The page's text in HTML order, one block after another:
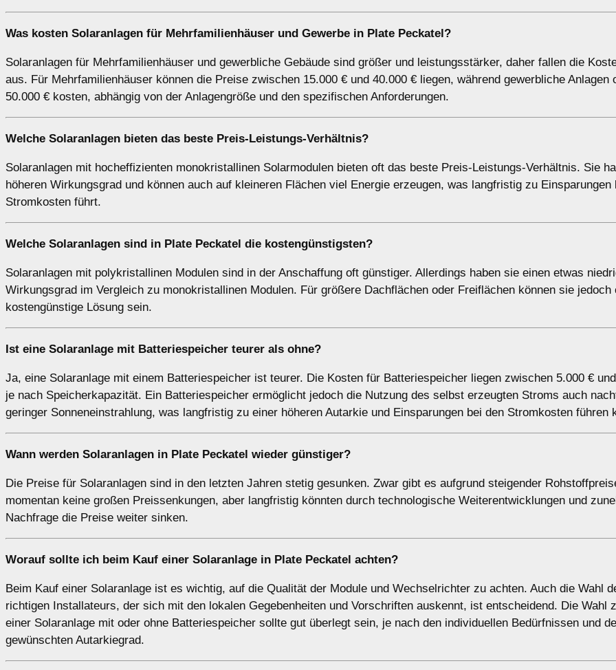
Was kosten Solaranlagen für Mehrfamilienhäuser und Gewerbe in Plate Peckatel?
Solaranlagen für Mehrfamilienhäuser und gewerbliche Gebäude sind größer und leistungsstärker, daher fallen die
aus. Für Mehrfamilienhäuser können die Preise zwischen 15.000 € und 40.000 € liegen, während gewerbliche Anlagen
50.000 € kosten, abhängig von der Anlagengröße und den spezifischen Anforderungen.
Welche Solaranlagen bieten das beste Preis-Leistungs-Verhältnis?
Solaranlagen mit hocheffizienten monokristallinen Solarmodulen bieten oft das beste Preis-Leistungs-Verhältnis. Sie
höheren Wirkungsgrad und können auch auf kleineren Flächen viel Energie erzeugen, was langfristig zu Einsparungen
Stromkosten führt.
Welche Solaranlagen sind in Plate Peckatel die kostengünstigsten?
Solaranlagen mit polykristallinen Modulen sind in der Anschaffung oft günstiger. Allerdings haben sie einen etwas
Wirkungsgrad im Vergleich zu monokristallinen Modulen. Für größere Dachflächen oder Freiflächen können sie jedoch
kostengünstige Lösung sein.
Ist eine Solaranlage mit Batteriespeicher teurer als ohne?
Ja, eine Solaranlage mit einem Batteriespeicher ist teurer. Die Kosten für Batteriespeicher liegen zwischen 5.000 €
je nach Speicherkapazität. Ein Batteriespeicher ermöglicht jedoch die Nutzung des selbst erzeugten Stroms auch
geringer Sonneneinstrahlung, was langfristig zu einer höheren Autarkie und Einsparungen bei den Stromkosten führen
Wann werden Solaranlagen in Plate Peckatel wieder günstiger?
Die Preise für Solaranlagen sind in den letzten Jahren stetig gesunken. Zwar gibt es aufgrund steigender
momentan keine großen Preissenkungen, aber langfristig könnten durch technologische Weiterentwicklungen und
Nachfrage die Preise weiter sinken.
Worauf sollte ich beim Kauf einer Solaranlage in Plate Peckatel achten?
Beim Kauf einer Solaranlage ist es wichtig, auf die Qualität der Module und Wechselrichter zu achten. Auch die Wahl
richtigen Installateurs, der sich mit den lokalen Gegebenheiten und Vorschriften auskennt, ist entscheidend. Die Wahl
einer Solaranlage mit oder ohne Batteriespeicher sollte gut überlegt sein, je nach den individuellen Bedürfnissen und
gewünschten Autarkiegrad.